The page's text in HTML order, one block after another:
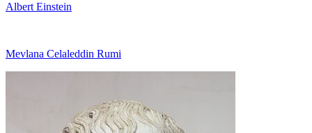
Albert Einstein
Mevlana Celaleddin Rumi